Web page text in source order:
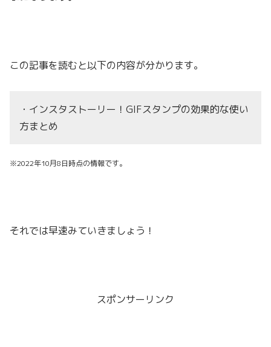
この記事を読むと以下の内容が分かります。
・インスタストーリー！GIFスタンプの効果的な使い
方まとめ
※2022年10月8日時点の情報です。
それでは早速みていきましょう！
スポンサーリンク